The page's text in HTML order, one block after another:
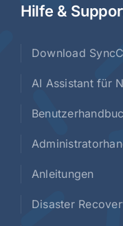
Hilfe &
Download
AI Assistant für
Anleitungen
Disaster